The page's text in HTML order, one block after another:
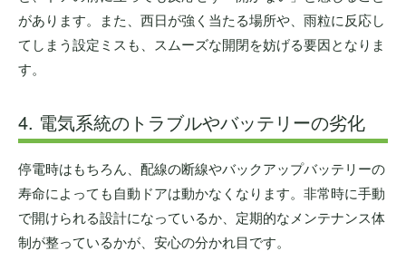
があります。また、西日が強く当たる場所や、雨粒に反応し
てしまう設定ミスも、スムーズな開閉を妨げる要因となりま
す。
4. 電気系統のトラブルやバッテリーの劣化
停電時はもちろん、配線の断線やバックアップバッテリーの
寿命によっても自動ドアは動かなくなります。非常時に手動
で開けられる設計になっているか、定期的なメンテナンス体
制が整っているかが、安心の分かれ目です。